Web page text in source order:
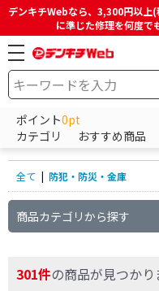
デンキチWebなら、3,300円以上
に準じた修理を何度で
ポイント0pt
カテゴリ
おすすめ商品
HOME 商品一覧ページ
防犯・防災・
全て | 防犯・防災・金庫
商品カテゴリから探す
301件の商品が見つかり